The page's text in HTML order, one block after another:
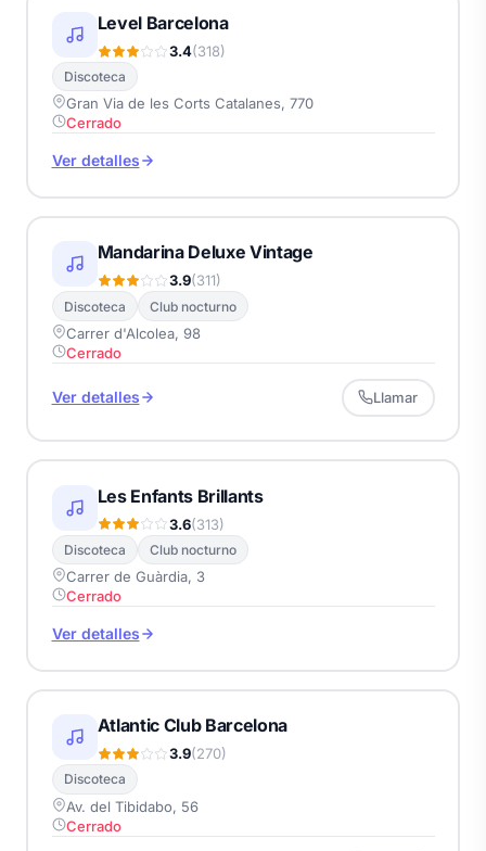
Level Barcelona
3.4(318)
Discoteca
Gran Via de les Corts Catalanes, 770
Cerrado
Ver detalles
Mandarina Deluxe Vintage
3.9(311)
Discoteca Club nocturno
Carrer d'Alcolea, 98
Cerrado
Ver detalles Llamar
Les Enfants Brillants
3.6(313)
Discoteca Club nocturno
Carrer de Guàrdia, 3
Cerrado
Ver detalles
Atlantic Club Barcelona
3.9(270)
Discoteca
Av. del Tibidabo, 56
Cerrado